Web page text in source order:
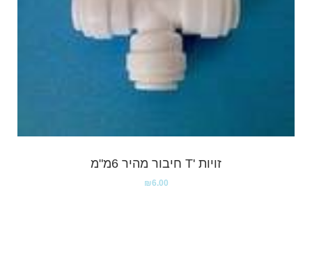
זויות 'T חיבור מהיר 6מ"מ
₪6.00